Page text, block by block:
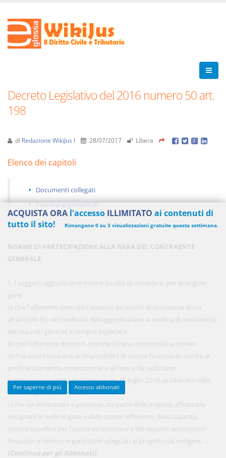
Decreto Legislativo del 2016 numero 50 art.
198
di Redazione WikiJus I 28/07/2017 Libera
Elenco dei capitoli
Documenti collegati
Percorsi argomentali
NORME DI PARTECIPAZIONE ALLA GARA DEL CONTRAENTE
GENERALE
1. I soggetti aggiudicatori hanno facoltà di richiedere, per le singole
gare:
a) che l'offerente dimostri l'assenza dei motivi di esclusione di cui
all'articolo 80; nei confronti dell'aggiudicatario la verifica di sussistenza
dei requisiti generali è sempre espletata;
b) che l'offerente dimostri, tramite i bilanci consolidati e idonee
dichiarazioni bancarie, la disponibilità di risorse finanziarie, rivolte al
prefinanziamento, proporzionate all'opera da realizzare;
(Lettera così corretta da Comunicato 15 luglio 2016, pubblicato nella
G.U. 15 luglio 2016, n. 164)
c) che sia dimostrato il possesso, da parte delle imprese affidatarie
designate in sede di gara o dallo stesso offerente, della capacità
tecnica specifica per l'opera da realizzare e dei requisiti economico
finanziari e tecnico organizzativi adeguati al progetto da redigere. ...
(Continua per gli Abbonati)
ACQUISTA ORA l'accesso ILLIMITATO ai contenuti di
tutto il sito!
Rimangono 0 su 3 visualizzazioni gratuite questa settimana.
anziché 570.00€ risparmi il 21%!
48,00 €
Acquista ora
Per saperne di più Accesso abbonati